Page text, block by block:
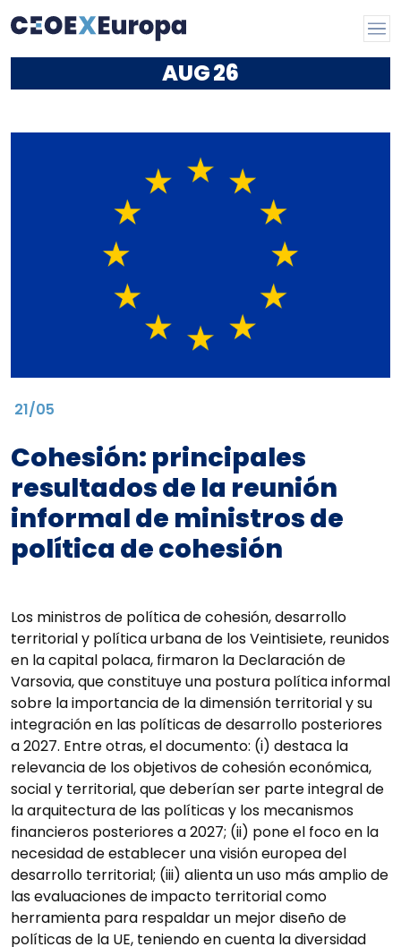
AUG26
21/05
Cohesión: principales
resultados de la reunión
informal de ministros de
política de cohesión
Los ministros de política de cohesión, desarrollo
territorial y política urbana de los Veintisiete, reunidos
en la capital polaca, firmaron la Declaración de
Varsovia, que constituye una postura política informal
sobre la importancia de la dimensión territorial y su
integración en las políticas de desarrollo posteriores
a 2027. Entre otras, el documento: (i) destaca la
relevancia de los objetivos de cohesión económica,
social y territorial, que deberían ser parte integral de
la arquitectura de las políticas y los mecanismos
financieros posteriores a 2027; (ii) pone el foco en la
necesidad de establecer una visión europea del
desarrollo territorial; (iii) alienta un uso más amplio de
las evaluaciones de impacto territorial como
herramienta para respaldar un mejor diseño de
políticas de la UE, teniendo en cuenta la diversidad